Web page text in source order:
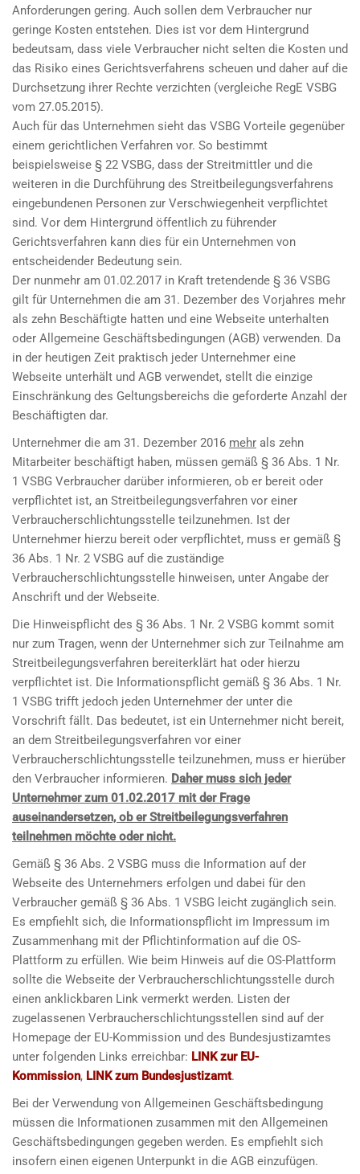
Anforderungen gering. Auch sollen dem Verbraucher nur
geringe Kosten entstehen. Dies ist vor dem Hintergrund
bedeutsam, dass viele Verbraucher nicht selten die Kosten und
das Risiko eines Gerichtsverfahrens scheuen und daher auf die
Durchsetzung ihrer Rechte verzichten (vergleiche RegE VSBG
vom 27.05.2015).
Auch für das Unternehmen sieht das VSBG Vorteile gegenüber
einem gerichtlichen Verfahren vor. So bestimmt
beispielsweise § 22 VSBG, dass der Streitmittler und die
weiteren in die Durchführung des Streitbeilegungsverfahrens
eingebundenen Personen zur Verschwiegenheit verpflichtet
sind. Vor dem Hintergrund öffentlich zu führender
Gerichtsverfahren kann dies für ein Unternehmen von
entscheidender Bedeutung sein.
Der nunmehr am 01.02.2017 in Kraft tretendende § 36 VSBG
gilt für Unternehmen die am 31. Dezember des Vorjahres mehr
als zehn Beschäftigte hatten und eine Webseite unterhalten
oder Allgemeine Geschäftsbedingungen (AGB) verwenden. Da
in der heutigen Zeit praktisch jeder Unternehmer eine
Webseite unterhält und AGB verwendet, stellt die einzige
Einschränkung des Geltungsbereichs die geforderte Anzahl der
Beschäftigten dar.
Unternehmer die am 31. Dezember 2016 mehr als zehn
Mitarbeiter beschäftigt haben, müssen gemäß § 36 Abs. 1 Nr.
1 VSBG Verbraucher darüber informieren, ob er bereit oder
verpflichtet ist, an Streitbeilegungsverfahren vor einer
Verbraucherschlichtungsstelle teilzunehmen. Ist der
Unternehmer hierzu bereit oder verpflichtet, muss er gemäß §
36 Abs. 1 Nr. 2 VSBG auf die zuständige
Verbraucherschlichtungsstelle hinweisen, unter Angabe der
Anschrift und der Webseite.
Die Hinweispflicht des § 36 Abs. 1 Nr. 2 VSBG kommt somit
nur zum Tragen, wenn der Unternehmer sich zur Teilnahme am
Streitbeilegungsverfahren bereiterklärt hat oder hierzu
verpflichtet ist. Die Informationspflicht gemäß § 36 Abs. 1 Nr.
1 VSBG trifft jedoch jeden Unternehmer der unter die
Vorschrift fällt. Das bedeutet, ist ein Unternehmer nicht bereit,
an dem Streitbeilegungsverfahren vor einer
Verbraucherschlichtungsstelle teilzunehmen, muss er hierüber
den Verbraucher informieren. Daher muss sich jeder
Unternehmer zum 01.02.2017 mit der Frage
auseinandersetzen, ob er Streitbeilegungsverfahren
teilnehmen möchte oder nicht.
Gemäß § 36 Abs. 2 VSBG muss die Information auf der
Webseite des Unternehmers erfolgen und dabei für den
Verbraucher gemäß § 36 Abs. 1 VSBG leicht zugänglich sein.
Es empfiehlt sich, die Informationspflicht im Impressum im
Zusammenhang mit der Pflichtinformation auf die OS-
Plattform zu erfüllen. Wie beim Hinweis auf die OS-Plattform
sollte die Webseite der Verbraucherschlichtungsstelle durch
einen anklickbaren Link vermerkt werden. Listen der
zugelassenen Verbraucherschlichtungsstellen sind auf der
Homepage der EU-Kommission und des Bundesjustizamtes
unter folgenden Links erreichbar: LINK zur EU-
Kommission, LINK zum Bundesjustizamt.
Bei der Verwendung von Allgemeinen Geschäftsbedingung
müssen die Informationen zusammen mit den Allgemeinen
Geschäftsbedingungen gegeben werden. Es empfiehlt sich
insofern einen eigenen Unterpunkt in die AGB einzufügen.